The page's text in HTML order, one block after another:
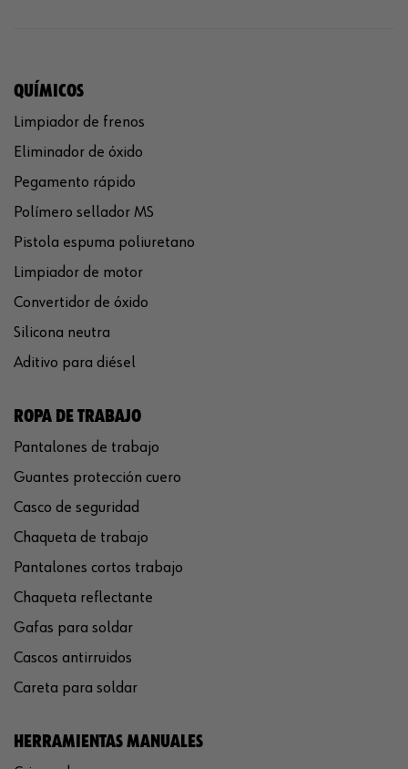
QUÍMICOS
Limpiador de frenos
Eliminador de óxido
Pegamento rápido
Polímero sellador MS
Pistola espuma poliuretano
Limpiador de motor
Convertidor de óxido
Silicona neutra
Aditivo para diésel
ROPA DE TRABAJO
Pantalones de trabajo
Guantes protección cuero
Casco de seguridad
Chaqueta de trabajo
Pantalones cortos trabajo
Chaqueta reflectante
Gafas para soldar
Cascos antirruidos
Careta para soldar
HERRAMIENTAS MANUALES